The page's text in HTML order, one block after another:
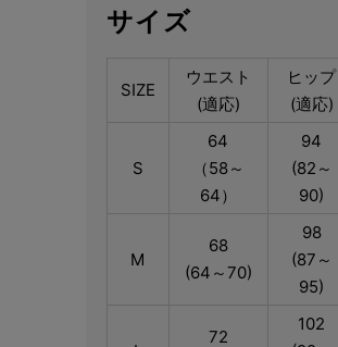
サイズ
SIZE
ウエスト
(適応)
ヒップ
(適応)
S
64
（58～
64）
94
(82～
90)
M
68
(64～70)
98
(87～
95)
72
102